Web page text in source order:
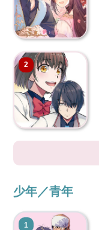
2
少年／青年
1